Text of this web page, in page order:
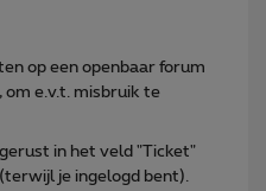
op een openbaar forum
om e.v.t. misbruik te
in het veld "Ticket"
(terwijl je ingelogd bent).